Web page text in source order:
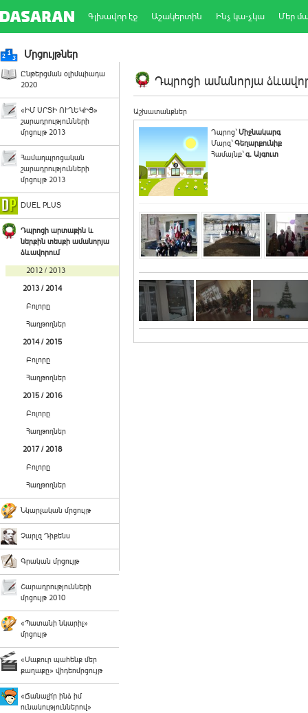
Գլխավոր էջ Աշակերտին Ինչ կա-չկա Մեր
Մրցույթներ
Ընթերցման օլիմպիադա
2020
«ԻՄ ՍՐՏԻ ՈՒՂԵԿԻՑ»
շարադրությունների
մրցույթ 2013
Համադպրոցական
շարադրությունների
մրցույթ 2013
DUEL PLUS
Դպրոցի արտաքին և
ներքին տեսքի ամանորյա
ձևավորում
2012 / 2013
2013 / 2014
Բոլորը
Հաղթողներ
2014 / 2015
Բոլորը
Հաղթողներ
2015 / 2016
Բոլորը
Հաղթողներ
2017 / 2018
Բոլորը
Հաղթողներ
Նկարչական մրցույթ
Չարլզ Դիքենս
Գրական մրցույթ
Շարադրությունների
մրցույթ 2010
«Պատանի նկարիչ»
մրցույթ
«Մաքուր պահենք մեր
քաղաքը» վիդեոմրցույթ
«Ճանաչի՛ր ինձ իմ
ունակություններով»
Դպրոցի ամանորյա
Աշխատանքներ
Դպրոց`Միջնակարգ
Մարզ`Գեղարքունիք
Համայնք`գ. Այգուտ